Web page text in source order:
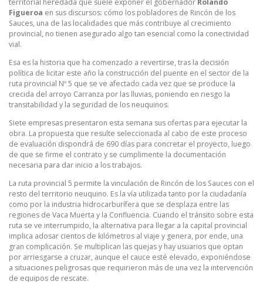
territorial heredada que suele exponer el gobernador Rolando
Figueroa en sus discursos: cómo los pobladores de Rincón de los
Sauces, una de las localidades que más contribuye al crecimiento
provincial, no tienen asegurado algo tan esencial como la conectividad
vial.
Esa es la historia que ha comenzado a revertirse, tras la decisión
política de licitar este año la construcción del puente en el sector de la
ruta provincial Nº 5 que se ve afectado cada vez que se produce la
crecida del arroyo Carranza por las lluvias, poniendo en riesgo la
transitabilidad y la seguridad de los neuquinos.
Siete empresas presentaron esta semana sus ofertas para ejecutar la
obra. La propuesta que resulte seleccionada al cabo de este proceso
de evaluación dispondrá de 690 días para concretar el proyecto, luego
de que se firme el contrato y se cumplimente la documentación
necesaria para dar inicio a los trabajos.
La ruta provincial 5 permite la vinculación de Rincón de los Sauces con el
resto del territorio neuquino. Es la vía utilizada tanto por la ciudadanía
como por la industria hidrocarburífera que se desplaza entre las
regiones de Vaca Muerta y la Confluencia. Cuando el tránsito sobre esta
ruta se ve interrumpido, la alternativa para llegar a la capital provincial
implica adosar cientos de kilómetros al viaje y genera, por ende, una
gran complicación. Se multiplican las quejas y hay usuarios que optan
por arriesgarse a cruzar, aunque el cauce esté elevado, exponiéndose
a situaciones peligrosas que requirieron más de una vez la intervención
de equipos de rescate.